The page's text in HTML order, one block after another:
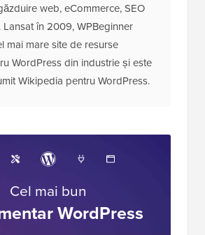
web, eCommerce, SEO
în 2009, WPBeginner
mai mare site de resurse
WordPress din industrie și este
Wikipedia pentru WordPress.
Cel mai bun
WordPress